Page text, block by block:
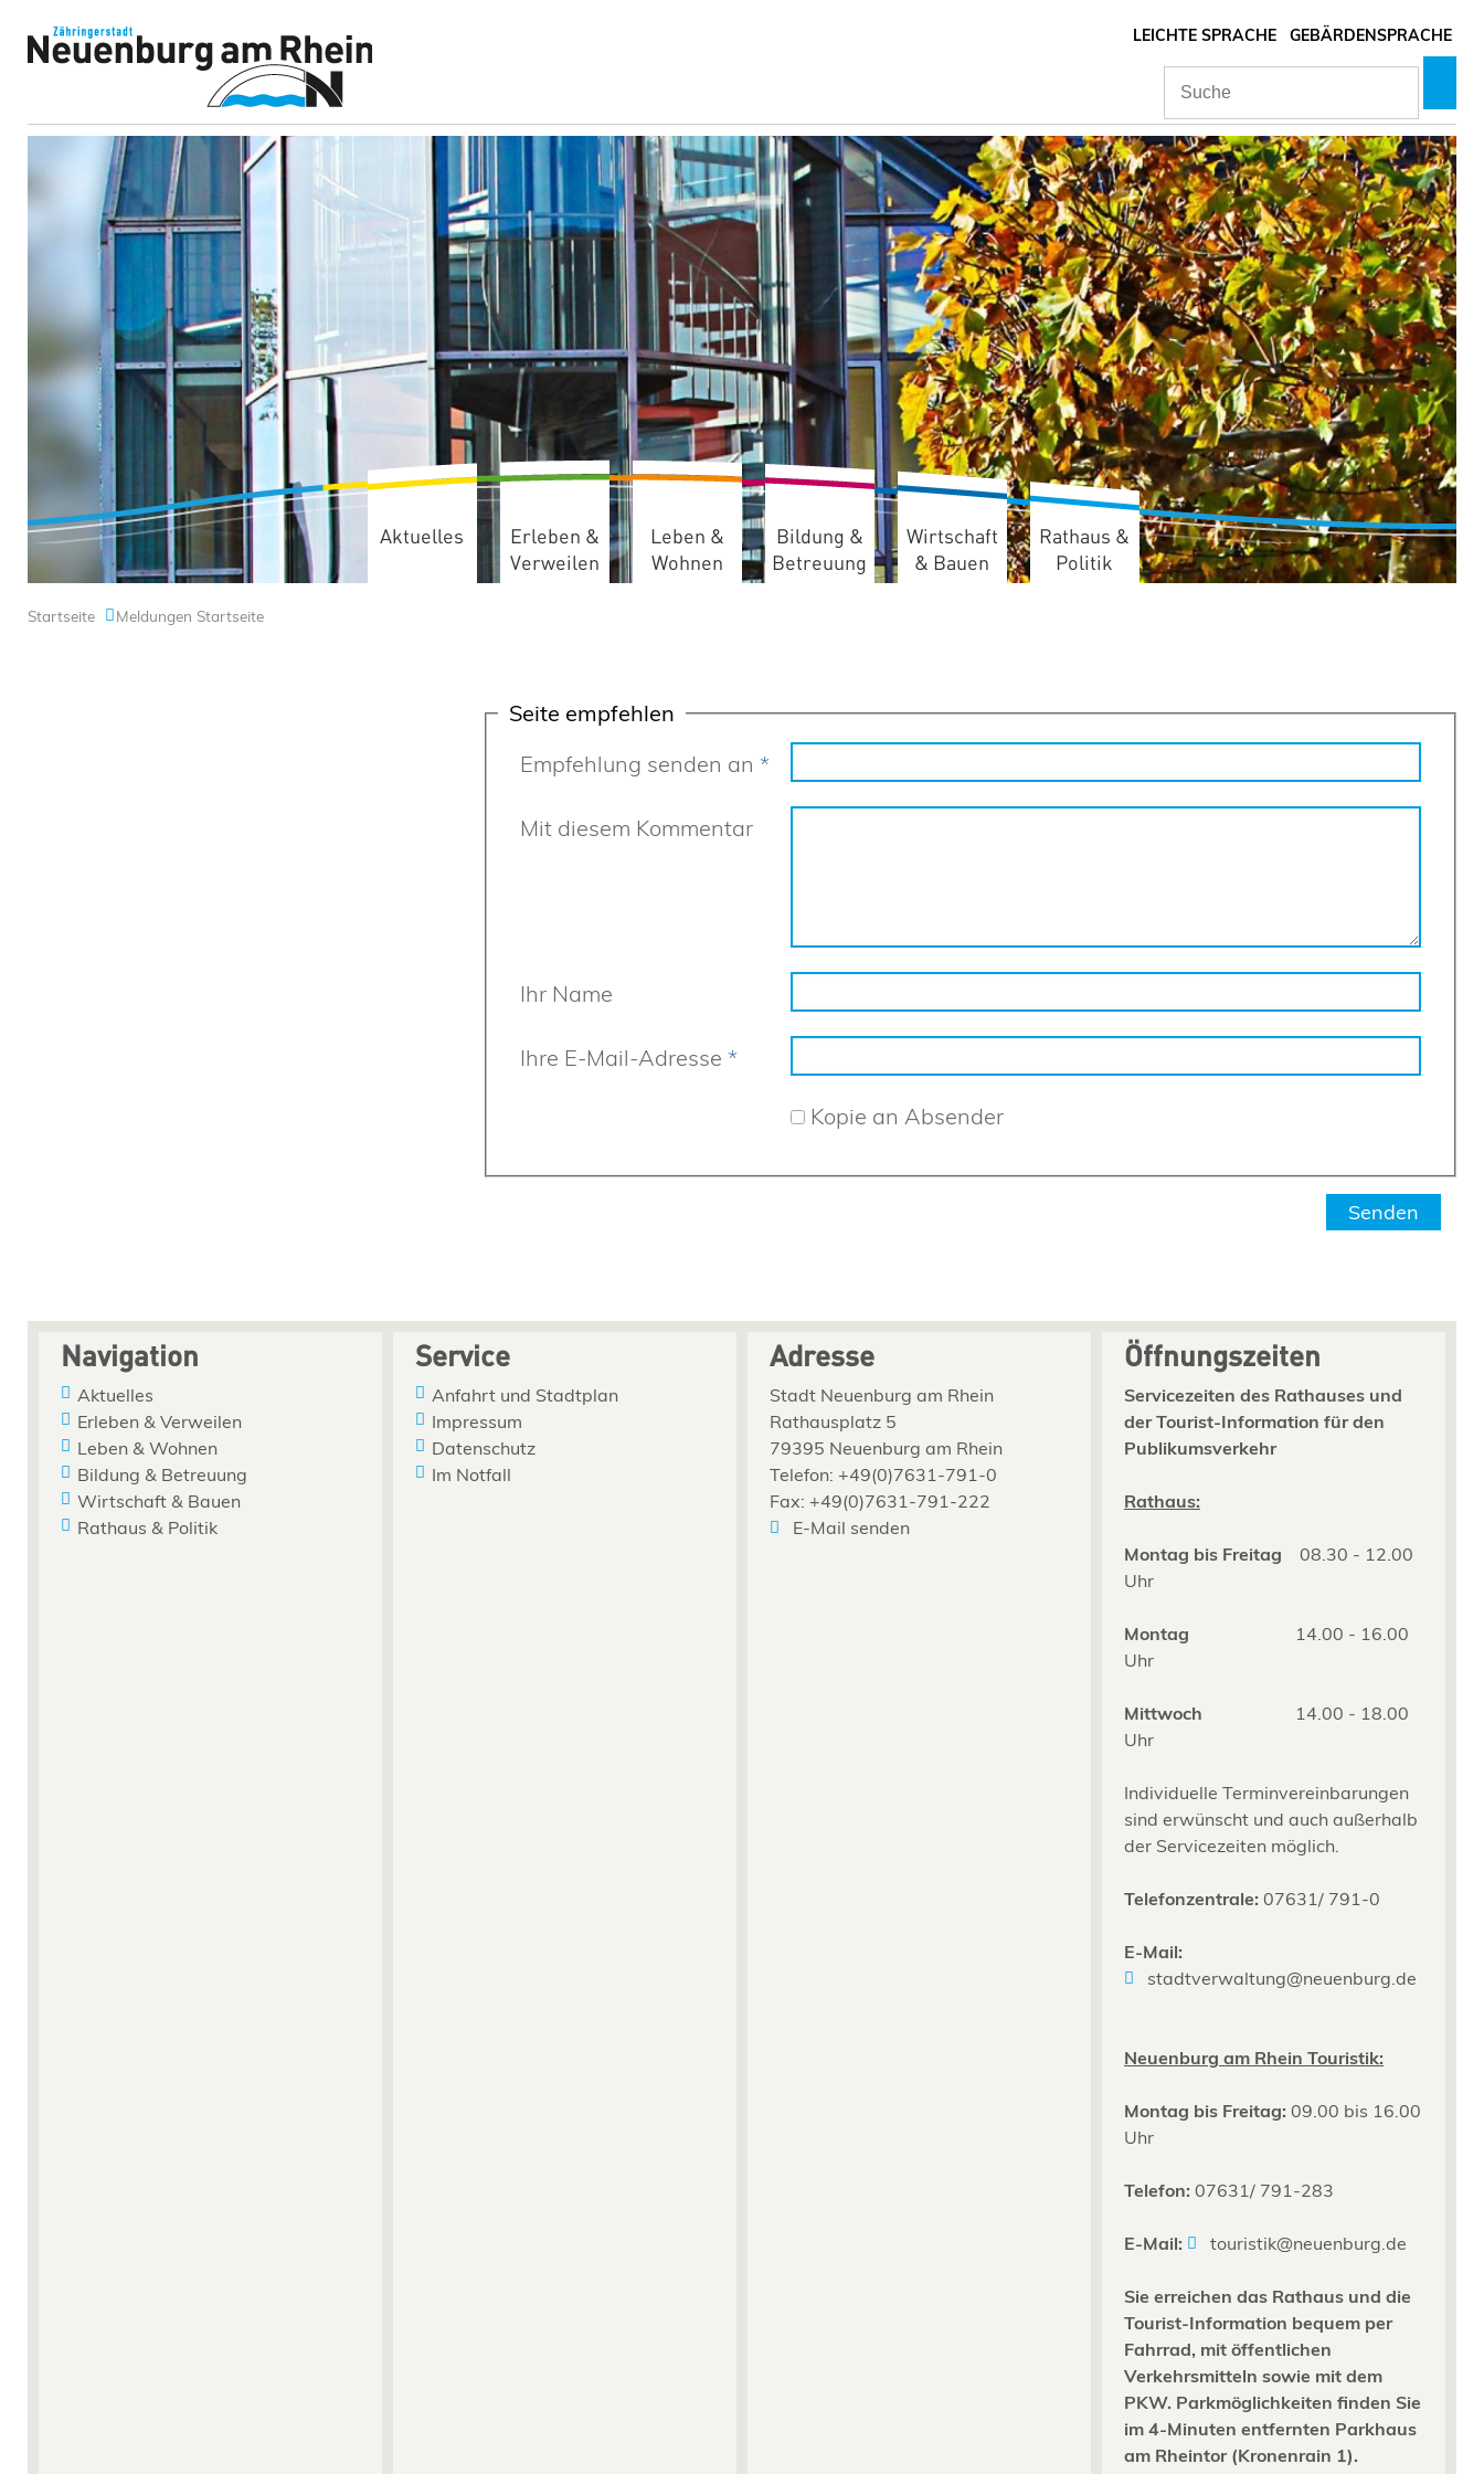
LEICHTE SPRACHE GEBÄRDENSPRACHE
Aktuelles
Erleben &
Verweilen
Leben &
Wohnen
Bildung &
Betreuung
Wirtschaft
& Bauen
Rathaus &
Politik
Startseite Meldungen Startseite
Seite empfehlen
Empfehlung senden an *
Mit diesem Kommentar
Ihr Name
Ihre E-Mail-Adresse *
Kopie an Absender
Navigation
Aktuelles
Erleben & Verweilen
Leben & Wohnen
Bildung & Betreuung
Wirtschaft & Bauen
Rathaus & Politik
Service
Anfahrt und Stadtplan
Impressum
Datenschutz
Im Notfall
Adresse
Stadt Neuenburg am Rhein
Rathausplatz 5
79395 Neuenburg am Rhein
Telefon: +49(0)7631-791-0
Fax: +49(0)7631-791-222
E-Mail senden
Öffnungszeiten
Servicezeiten des Rathauses und
der Tourist-Information für den
Publikumsverkehr
Rathaus:
Montag bis Freitag 08.30 - 12.00
Uhr
Montag
14.00 - 16.00
Uhr
Mittwoch
14.00 - 18.00
Uhr
Individuelle Terminvereinbarungen
sind erwünscht und auch außerhalb
der Servicezeiten möglich.
Telefonzentrale: 07631/ 791-0
E-Mail:
stadtverwaltung@neuenburg.de
Neuenburg am Rhein Touristik:
Montag bis Freitag: 09.00 bis 16.00
Uhr
Telefon: 07631/ 791-283
E-Mail: touristik@neuenburg.de
Sie erreichen das Rathaus und die
Tourist-Information bequem per
Fahrrad, mit öffentlichen
Verkehrsmitteln sowie mit dem
PKW. Parkmöglichkeiten finden Sie
im 4-Minuten entfernten Parkhaus
am Rheintor (Kronenrain 1).